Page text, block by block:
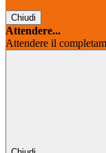
Chiudi
Attendere...
Attendere il